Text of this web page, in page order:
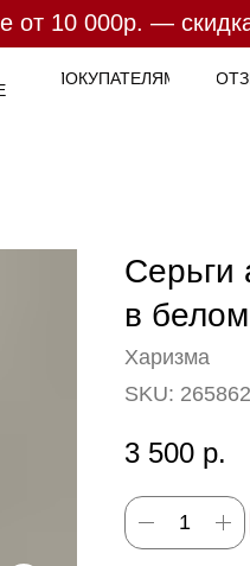
7 000р. - бесплатная
- 4
25%
от 10 000р. —
ПОКУПАТЕЛЯМ
Серьги
в
Харизма
SKU:
3 500 р.